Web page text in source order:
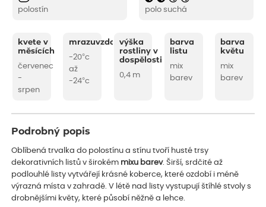
polostín polo suchá
kvete v
měsících
červenec
-
srpen
mrazuvzdornost
-20°c
až
-24°c
výška
rostliny v
dospělosti
0,4 m
barva
listu
mix
barev
barva
květu
mix
barev
Podrobný popis
Oblíbená trvalka do polostínu a stínu tvoří husté trsy
dekorativních listů v širokém mixu barev. Širší, srdčité až
podlouhlé listy vytvářejí krásné koberce, které ozdobí i méně
výrazná místa v zahradě. V létě nad listy vystupují štíhlé stvoly s
drobnějšími květy, které působí něžně a lehce.